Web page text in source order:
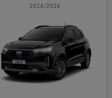
2026/2026